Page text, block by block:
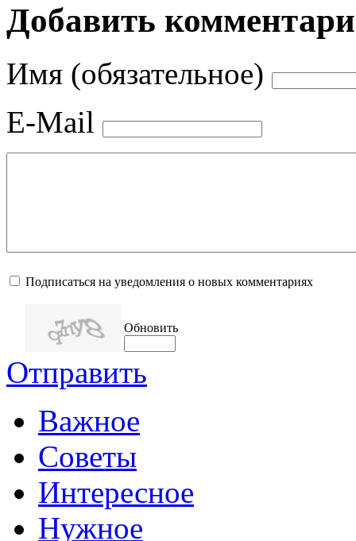
Добавить
Имя (обязательное)
E-Mail
Подписаться на уведомления о новых комментариях
Обновить
Отправить
Важное
Советы
Интересное
Нужное